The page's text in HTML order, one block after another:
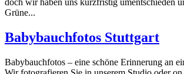
Grüne...
Babybauchfotos Stuttgart
Babybauchfotos – eine schöne Erinnerung an